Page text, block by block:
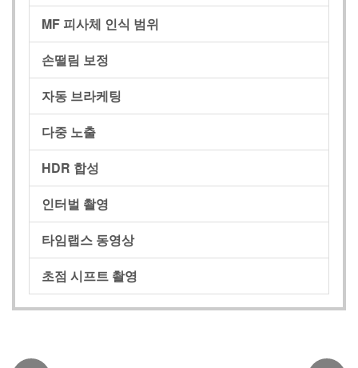
MF 피사체 인식 범위
손떨림 보정
자동 브라케팅
다중 노출
HDR 합성
인터벌 촬영
타임랩스 동영상
초점 시프트 촬영